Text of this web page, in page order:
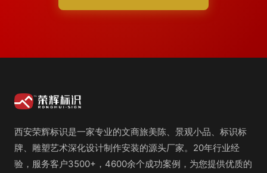
西安荣辉标识是一家专业的文商旅美陈、景观小品、标识标
牌、雕塑艺术深化设计制作安装的源头厂家。20年行业经
验，服务客户3500+，4600余个成功案例，为您提供优质的